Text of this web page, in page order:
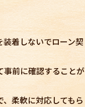
着しないでローン契
事前に確認することが
柔軟に対応してもら